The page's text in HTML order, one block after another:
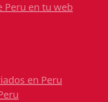
Peru en tu web
en Peru